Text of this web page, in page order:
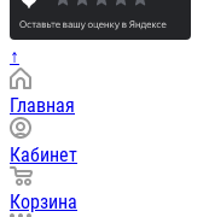
↑
Главная
Кабинет
Корзина